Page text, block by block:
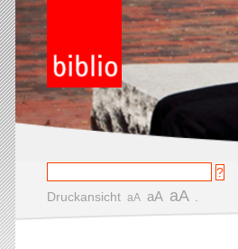
Druckansicht aA aA aA